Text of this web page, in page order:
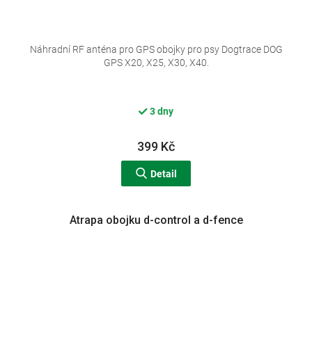
3 dny
399 Kč
Detail
Náhradní RF anténa pro GPS obojky pro psy Dogtrace DOG
GPS X20, X25, X30, X40.
Atrapa obojku d-control a d-fence